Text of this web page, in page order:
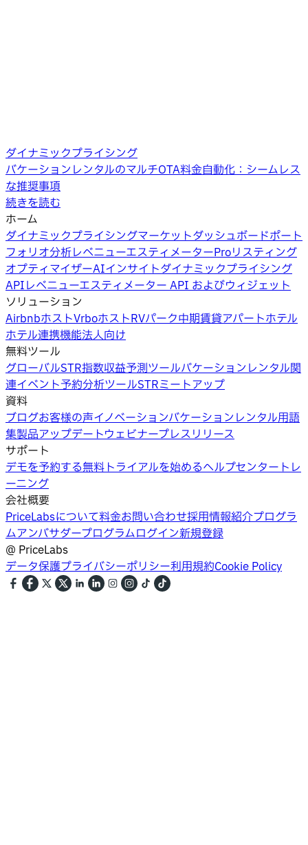
ダイナミックプライシング
バケーションレンタルのマルチOTA料金自動化：シームレス
な推奨事項
続きを読む
ホーム
ダイナミックプライシングマーケットダッシュボードポート
フォリオ分析レベニューエスティメーターProリスティング
オプティマイザーAIインサイトダイナミックプライシング
APIレベニューエスティメーター API およびウィジェット
ソリューション
AirbnbホストVrboホストRVパーク中期賃貸アパートホテル
ホテル連携機能法人向け
無料ツール
グローバルSTR指数収益予測ツールバケーションレンタル関
連イベント予約分析ツールSTRミートアップ
資料
ブログお客様の声イノベーションバケーションレンタル用語
集製品アップデートウェビナープレスリリース
サポート
デモを予約する無料トライアルを始めるヘルプセンター トレ
ーニング
会社概要
PriceLabsについて料金お問い合わせ採用情報紹介プログラ
ムアンバサダープログラムログイン新規登録
@ PriceLabs
データ保護プライバシーポリシー利用規約Cookie Policy